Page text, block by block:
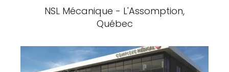
NSL Mécanique - L'Assomption,
Québec